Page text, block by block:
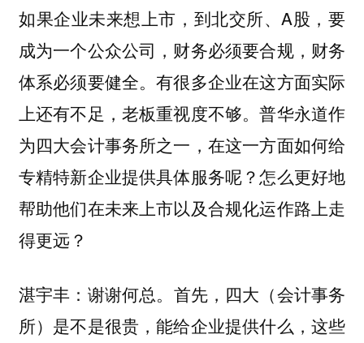
如果企业未来想上市，到北交所、A股，要
成为一个公众公司，财务必须要合规，财务
体系必须要健全。有很多企业在这方面实际
上还有不足，老板重视度不够。普华永道作
为四大会计事务所之一，在这一方面如何给
专精特新企业提供具体服务呢？怎么更好地
帮助他们在未来上市以及合规化运作路上走
得更远？
湛宇丰： 谢谢何总。首先，四大（会计事务
所）是不是很贵，能给企业提供什么，这些